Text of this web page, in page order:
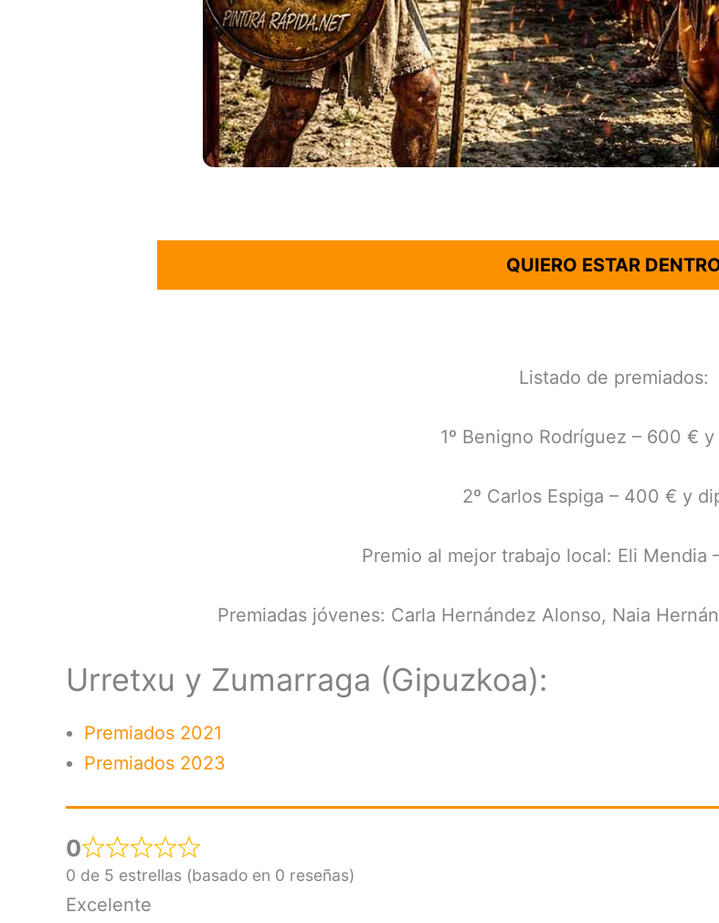
QUIERO ESTAR
Listado de premiados:
1º Benigno Rodríguez – 600 €
2º Carlos Espiga – 400 € y
Premio al mejor trabajo local: Eli Mendia
Premiadas jóvenes: Carla Hernández Alonso, Naia
Urretxu y Zumarraga (Gipuzkoa):
Premiados 2021
Premiados 2023
0
0 de 5 estrellas (basado en 0 reseñas)
Excelente